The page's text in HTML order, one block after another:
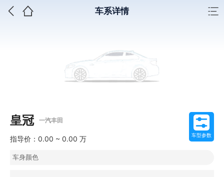
车系详情
皇冠 一汽丰田
指导价：0.00 ~ 0.00 万 车型参数
车身颜色